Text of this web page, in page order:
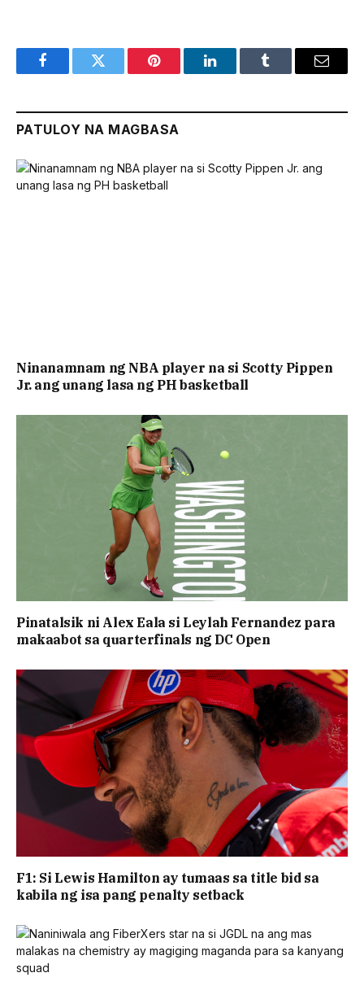
FacebookTwitter Pinterest LinkedInTumblr Email
PATULOY NA MAGBASA
Ninanamnam ng NBA player na si Scotty Pippen
Jr. ang unang lasa ng PH basketball
Pinatalsik ni Alex Eala si Leylah Fernandez para
makaabot sa quarterfinals ng DC Open
F1: Si Lewis Hamilton ay tumaas sa title bid sa
kabila ng isa pang penalty setback